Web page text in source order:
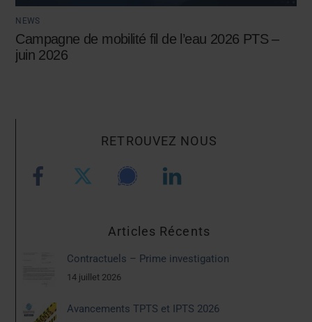
NEWS
Campagne de mobilité fil de l’eau 2026 PTS –
juin 2026
RETROUVEZ NOUS
Articles Récents
Contractuels – Prime investigation
14 juillet 2026
Avancements TPTS et IPTS 2026